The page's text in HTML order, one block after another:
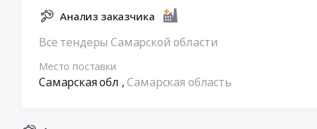
Анализ заказчика
Все тендеры Самарской области
Место поставки
Самарская обл ,Самарская область